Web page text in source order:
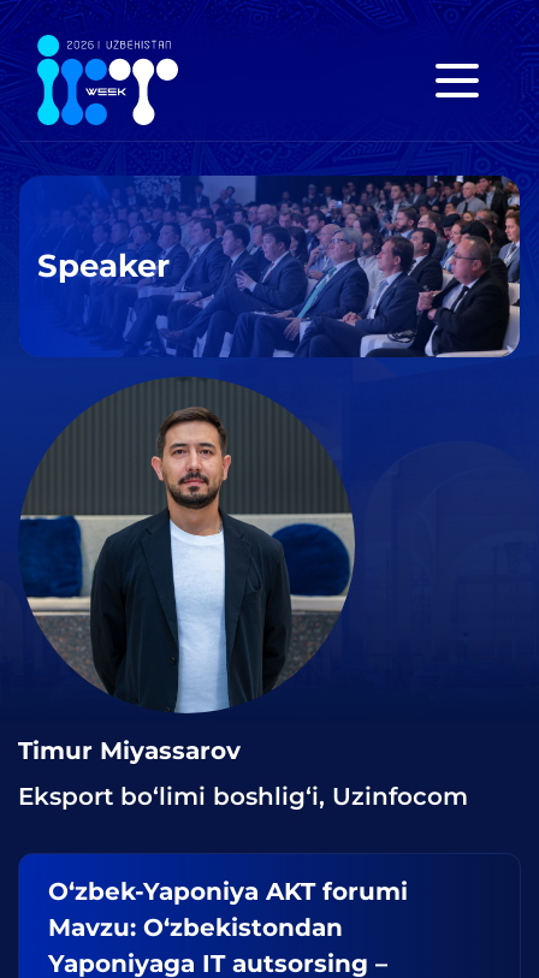
Speaker
Timur Miyassarov
Eksport bo‘limi boshlig‘i, Uzinfocom
O‘zbek-Yaponiya AKT forumi
Mavzu: O‘zbekistondan
Yaponiyaga IT autsorsing –